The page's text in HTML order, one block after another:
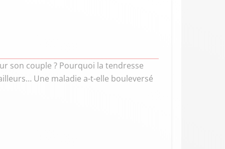
son couple ? Pourquoi la tendresse
Une maladie a-t-elle bouleversé